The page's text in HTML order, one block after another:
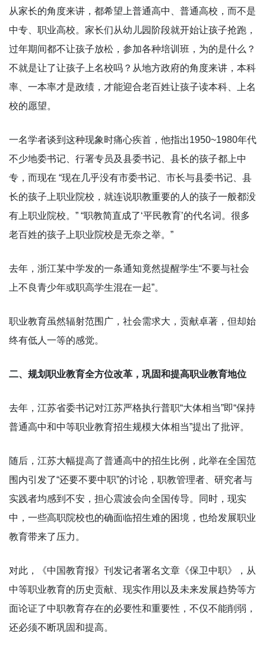
从家长的角度来讲，都希望上普通高中、普通高校，而不是
中专、职业高校。家长们从幼儿园阶段就开始让孩子抢跑，
过年期间都不让孩子放松，参加各种培训班，为的是什么？
不就是让了让孩子上名校吗？从地方政府的角度来讲，本科
率、一本率才是政绩，才能迎合老百姓让孩子读本科、上名
校的愿望。
一名学者谈到这种现象时痛心疾首，他指出1950~1980年代
不少地委书记、行署专员及县委书记、县长的孩子都上中
专，而现在 “现在几乎没有市委书记、市长与县委书记、县
长的孩子上职业院校，就连说职教重要的人的孩子一般都没
有上职业院校。” “职教简直成了‘平民教育’的代名词。很多
老百姓的孩子上职业院校是无奈之举。”
去年，浙江某中学发的一条通知竟然提醒学生“不要与社会
上不良青少年或职高学生混在一起”。
职业教育虽然辐射范围广，社会需求大，贡献卓著，但却始
终有低人一等的感觉。
二、规划职业教育全方位改革，巩固和提高职业教育地位
去年，江苏省委书记对江苏严格执行普职“大体相当”即“保持
普通高中和中等职业教育招生规模大体相当”提出了批评。
随后，江苏大幅提高了普通高中的招生比例，此举在全国范
围内引发了“还要不要中职”的讨论，职教管理者、研究者与
实践者均感到不安，担心震波会向全国传导。同时，现实
中，一些高职院校也的确面临招生难的困境，也给发展职业
教育带来了压力。
对此，《中国教育报》刊发记者署名文章《保卫中职》，从
中等职业教育的历史贡献、现实作用以及未来发展趋势等方
面论证了中职教育存在的必要性和重要性，不仅不能削弱，
还必须不断巩固和提高。